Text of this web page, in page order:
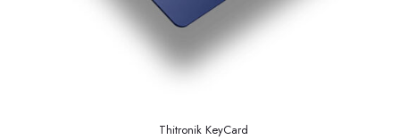
Thitronik KeyCard